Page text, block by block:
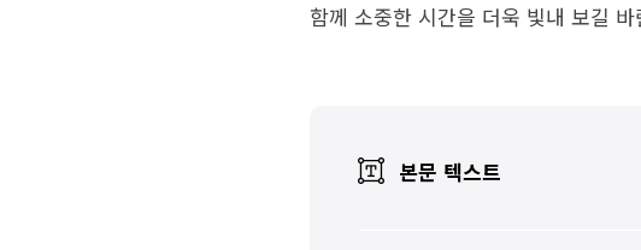
함께 소중한 시간을 더욱 빛내 보길
본문 텍스트